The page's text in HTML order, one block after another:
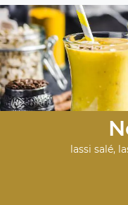
lassi salé,